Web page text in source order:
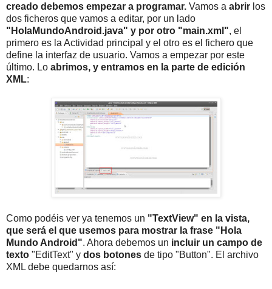
creado debemos empezar a programar. Vamos a abrir los
dos ficheros que vamos a editar, por un lado
"HolaMundoAndroid.java" y por otro "main.xml", el
primero es la Actividad principal y el otro es el fichero que
define la interfaz de usuario. Vamos a empezar por este
último. Lo abrimos, y entramos en la parte de edición
XML:
Como podéis ver ya tenemos un "TextView" en la vista,
que será el que usemos para mostrar la frase "Hola
Mundo Android". Ahora debemos un incluir un campo de
texto "EditText" y dos botones de tipo "Button". El archivo
XML debe quedarnos así: